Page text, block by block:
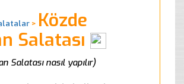
> Közde
Salatası
Salatası nasıl yapılır)